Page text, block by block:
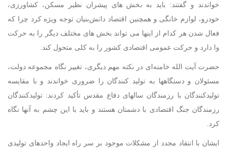
خواندند و گفتند: باید به بخش های پیشران نظیر مسکن، کشاورزی،
خودرو، لوازم خانگی و همچنین اقتصاد دانش‌بنیان توجه ویژه کرد چرا که
فعال شدن هر کدام از اینها می تواند بخش های مختلف دیگر را به حرکت
وا دارد و حرکت عمومی اقتصادی کشور را به کلی متحول کند.
حضرت آیت الله خامنه‌ای در نکته مهم دیگری، تغییر نگاه مجموعه دولت،
مسئولان و دستگاهها به تولید کنندگان را ضروری خواندند و با مقایسه
تولیدکنندگان با رزمندگان سالهای دفاع مقدس تأکید کردند: تولیدکنندگان
رزمندگان جنگ اقتصادی با دشمنان هستند و باید با این چشم به آنها نگاه
کرد.
ایشان با انتقاد مجدد از مشکلات موجود بر سر راه ایجاد واحدهای تولیدی